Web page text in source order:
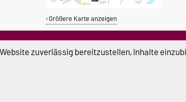
Größere Karte anzeigen
SERVICE
Beratung und Unterstützung
zuverlässig bereitzustellen, Inhalte